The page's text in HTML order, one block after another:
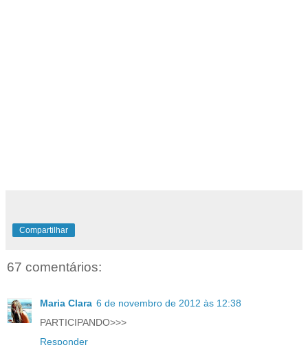
Compartilhar
67 comentários:
Maria Clara 6 de novembro de 2012 às 12:38
PARTICIPANDO>>>
Responder